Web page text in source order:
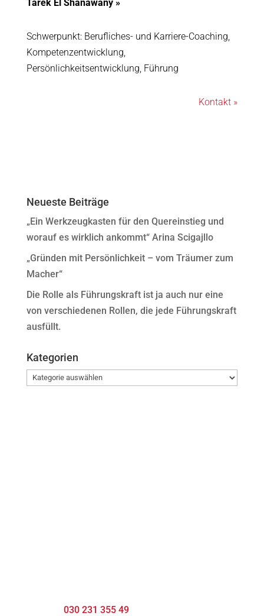
Tarek El Shanawany »
Schwerpunkt: Berufliches- und Karriere-Coaching,
Kompetenzentwicklung,
Persönlichkeitsentwicklung, Führung
Kontakt »
Neueste Beiträge
„Ein Werkzeugkasten für den Quereinstieg und
worauf es wirklich ankommt“ Arina Scigajllo
„Gründen mit Persönlichkeit – vom Träumer zum
Macher“
Die Rolle als Führungskraft ist ja auch nur eine
von verschiedenen Rollen, die jede Führungskraft
ausfüllt.
Kategorien
Kategorien
030 231 355 49